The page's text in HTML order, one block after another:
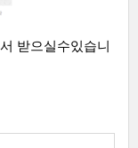
받으실수있습니